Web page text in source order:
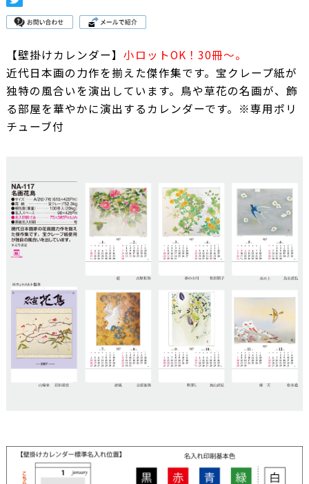
【壁掛けカレンダー】 小ロットOK！30冊～。
近代日本画の力作を揃えた傑作集です。宝クレープ紙が
独特の風合いを演出しています。鳥や草花の名画が、飾
る部屋を華やかに演出するカレンダーです。※専用ポリ
チューブ付